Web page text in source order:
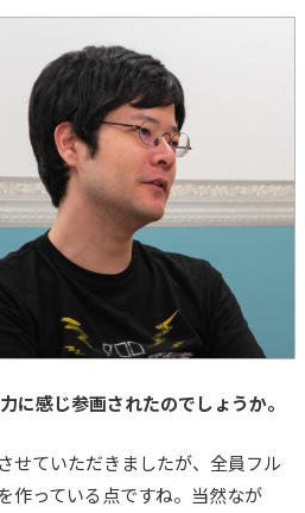
感じ参画されたのでしょうか。
せていただきましたが、全員フル
作っている点ですね。当然なが